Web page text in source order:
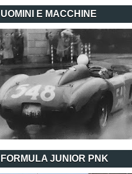
UOMINI E MACCHINE
FORMULA JUNIOR PNK